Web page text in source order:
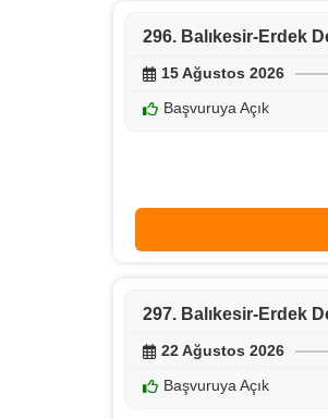
296. Balıkesir-Erdek
15 Ağustos 2026
Başvuruya Açık
297. Balıkesir-Erdek
22 Ağustos 2026
Başvuruya Açık